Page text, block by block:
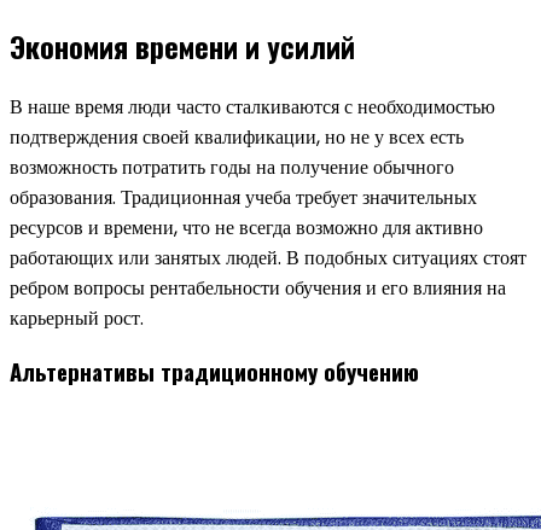
Экономия времени и усилий
В наше время люди часто сталкиваются с необходимостью
подтверждения своей квалификации, но не у всех есть
возможность потратить годы на получение обычного
образования. Традиционная учеба требует значительных
ресурсов и времени, что не всегда возможно для активно
работающих или занятых людей. В подобных ситуациях стоят
ребром вопросы рентабельности обучения и его влияния на
карьерный рост.
Альтернативы традиционному обучению